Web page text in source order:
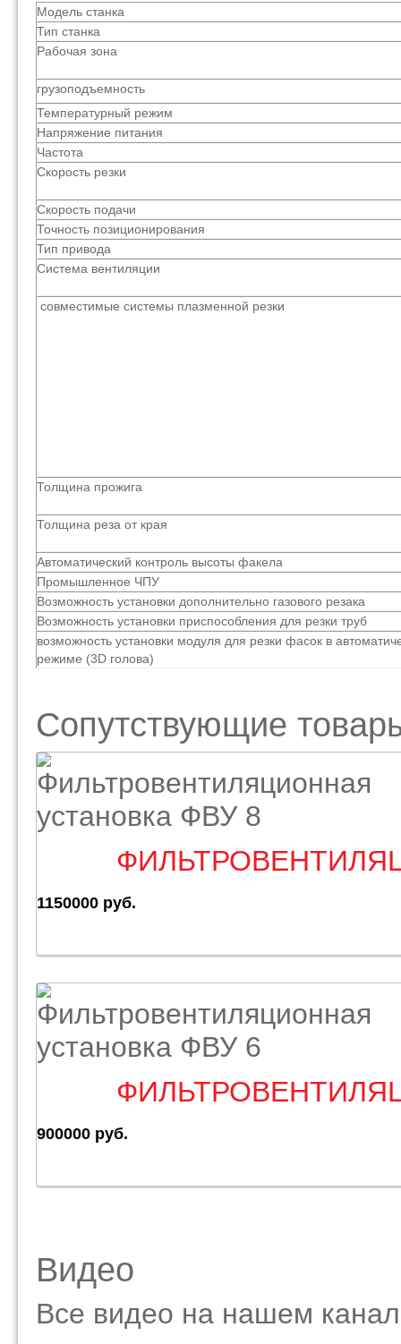
Модель станка
Тип станка
Рабочая зона
грузоподъемность
Температурный режим
Напряжение питания
Частота
Скорость резки
Скорость подачи
Точность позиционирования
Тип привода
Система вентиляции
совместимые системы плазменной резки
Толщина прожига
Толщина реза от края
Автоматический контроль высоты факела
Промышленное ЧПУ
Возможность установки дополнительно газового резака
Возможность установки приспособления для резки труб
возможность установки модуля для резки фасок в
режиме (3D голова)
Сопутствующие
1150000 руб.
900000 руб.
Видео
Все видео на нашем